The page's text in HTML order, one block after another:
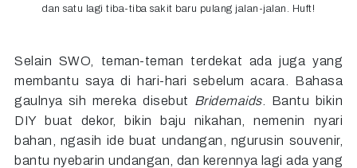
dan satu lagi tiba-tiba sakit baru pulang jalan-jalan. Huft!
Selain SWO, teman-teman terdekat ada juga yang
membantu saya di hari-hari sebelum acara. Bahasa
gaulnya sih mereka disebut Bridemaids. Bantu bikin
DIY buat dekor, bikin baju nikahan, nemenin nyari
bahan, ngasih ide buat undangan, ngurusin souvenir,
bantu nyebarin undangan, dan kerennya lagi ada yang